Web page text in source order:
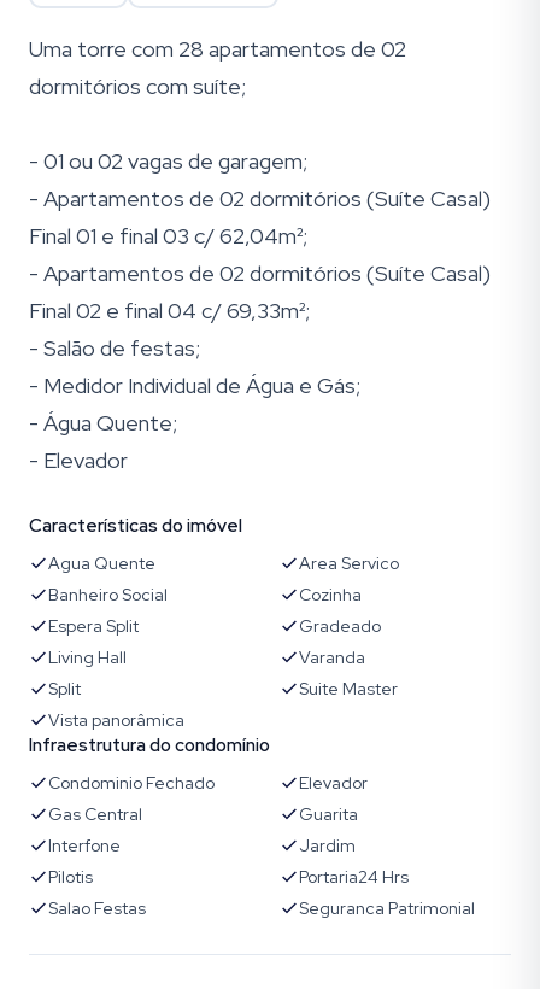
Uma torre com 28 apartamentos de 02
dormitórios com suíte;
- 01 ou 02 vagas de garagem;
- Apartamentos de 02 dormitórios (Suíte Casal)
Final 01 e final 03 c/ 62,04m²;
- Apartamentos de 02 dormitórios (Suíte Casal)
Final 02 e final 04 c/ 69,33m²;
- Salão de festas;
- Medidor Individual de Água e Gás;
- Água Quente;
- Elevador
Características do imóvel
Agua Quente
Area Servico
Banheiro Social
Cozinha
Espera Split
Gradeado
Living Hall
Varanda
Split
Suite Master
Vista panorâmica
Infraestrutura do condomínio
Condominio Fechado
Elevador
Gas Central
Guarita
Interfone
Jardim
Pilotis
Portaria24 Hrs
Salao Festas
Seguranca Patrimonial